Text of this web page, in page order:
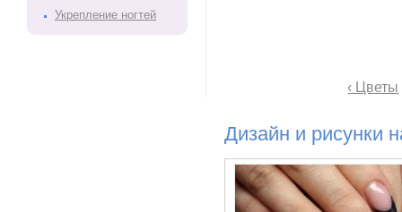
Укрепление ногтей
‹ Цветы
Дизайн и рисунки